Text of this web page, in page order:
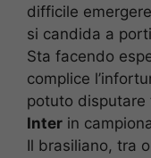
difficile
si candida a
Sta facendo
complice
potuto disputare
Inter in
Il brasiliano, tra